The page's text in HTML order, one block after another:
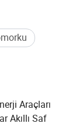
Araçları
Akıllı Saf